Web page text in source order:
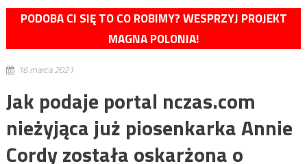
PODOBA CI SIĘ TO CO ROBIMY? WESPRZYJ PROJEKT
MAGNA POLONIA!
16 marca 2021
Jak podaje portal nczas.com
nieżyjąca już piosenkarka Annie
Cordy została oskarżona o